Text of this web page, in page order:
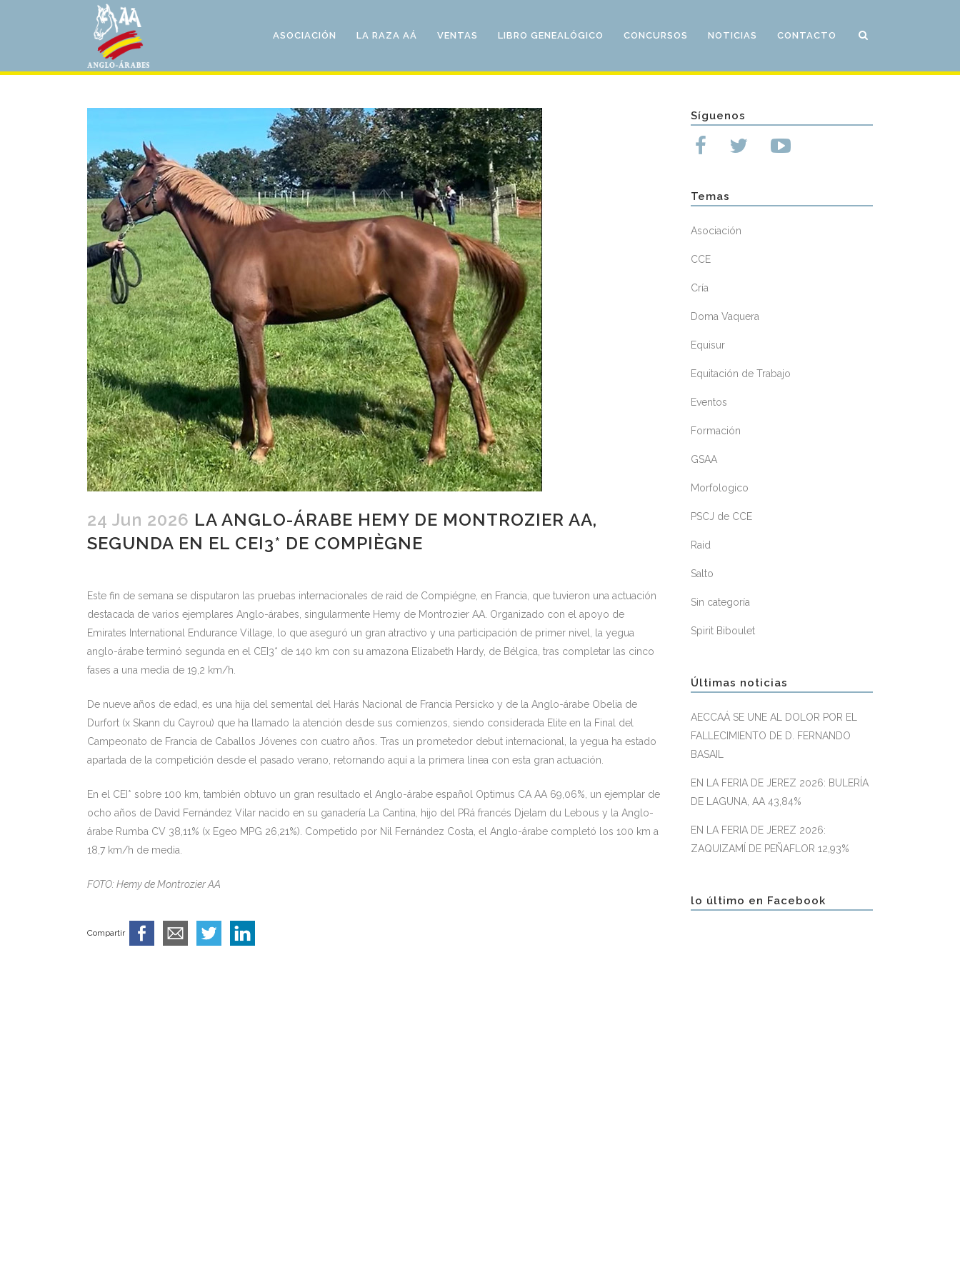
ASOCIACIÓN LA RAZA AÁ VENTAS LIBRO GENEALÓGICO CONCURSOS NOTICIAS CONTACTO
24 Jun 2026 LA ANGLO-ÁRABE HEMY DE MONTROZIER AA,
SEGUNDA EN EL CEI3* DE COMPIÈGNE
Este fin de semana se disputaron las pruebas internacionales de raid de Compiégne, en Francia, que tuvieron una actuación
destacada de varios ejemplares Anglo-árabes, singularmente Hemy de Montrozier AA. Organizado con el apoyo de
Emirates International Endurance Village, lo que aseguró un gran atractivo y una participación de primer nivel, la yegua
anglo-árabe terminó segunda en el CEI3* de 140 km con su amazona Elizabeth Hardy, de Bélgica, tras completar las cinco
fases a una media de 19,2 km/h.
De nueve años de edad, es una hija del semental del Harás Nacional de Francia Persicko y de la Anglo-árabe Obelia de
Durfort (x Skann du Cayrou) que ha llamado la atención desde sus comienzos, siendo considerada Elite en la Final del
Campeonato de Francia de Caballos Jóvenes con cuatro años. Tras un prometedor debut internacional, la yegua ha estado
apartada de la competición desde el pasado verano, retornando aquí a la primera línea con esta gran actuación.
En el CEI* sobre 100 km, también obtuvo un gran resultado el Anglo-árabe español Optimus CA AA 69,06%, un ejemplar de
ocho años de David Fernández Vilar nacido en su ganadería La Cantina, hijo del PRá francés Djelam du Lebous y la Anglo-
árabe Rumba CV 38,11% (x Egeo MPG 26,21%). Competido por Nil Fernández Costa, el Anglo-árabe completó los 100 km a
18,7 km/h de media.
FOTO: Hemy de Montrozier AA
Compartir
Síguenos
Temas
Asociación
CCE
Cría
Doma Vaquera
Equisur
Equitación de Trabajo
Eventos
Formación
GSAA
Morfologico
PSCJ de CCE
Raid
Salto
Sin categoría
Spirit Biboulet
Últimas noticias
AECCAÁ SE UNE AL DOLOR POR EL
FALLECIMIENTO DE D. FERNANDO
BASAIL
EN LA FERIA DE JEREZ 2026: BULERÍA
DE LAGUNA, AA 43,84%
EN LA FERIA DE JEREZ 2026:
ZAQUIZAMÍ DE PEÑAFLOR 12,93%
lo último en Facebook